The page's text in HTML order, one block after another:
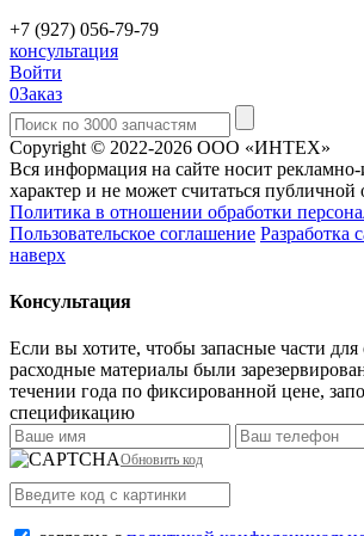
+7 (927) 056-79-79
консультация
Войти
0Заказ
Copyright © 2022-2026 ООО «ИНТЕХ»
Вся информация на сайте носит
характер и не может считаться публичной
Политика в отношении обработки
Пользовательское соглашение Разработка
наверх
Консультация
Если вы хотите, чтобы запасные части
расходные материалы были
течении года по фиксированной цене,
спецификацию
Обновить код